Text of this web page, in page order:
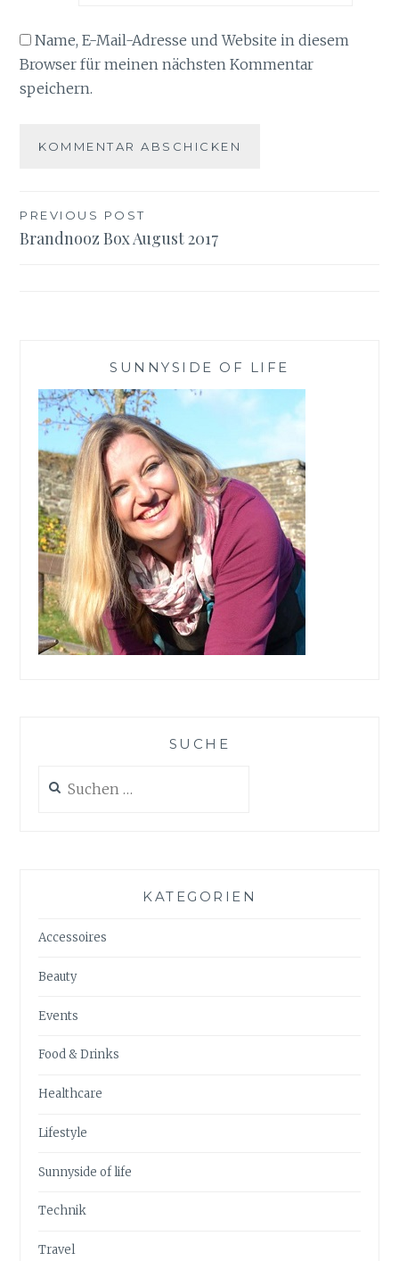
Name, E-Mail-Adresse und Website in diesem
Browser für meinen nächsten Kommentar
speichern.
Beitragsnavigation
PREVIOUS POST
Brandnooz Box August 2017
SUNNYSIDE OF LIFE
SUCHE
nach:
KATEGORIEN
Accessoires
Beauty
Events
Food & Drinks
Healthcare
Lifestyle
Sunnyside of life
Technik
Travel